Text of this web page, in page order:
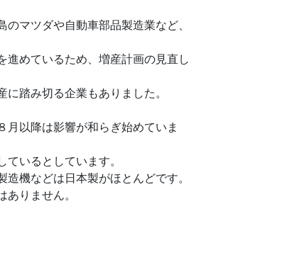
マツダや自動車部品製造業など、
めているため、増産計画の見直し
踏み切る企業もありました。
以降は影響が和らぎ始めていま
いるとしています。
機などは日本製がほとんどです。
りません。